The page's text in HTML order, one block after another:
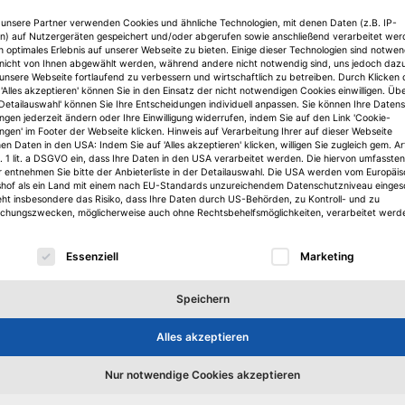
Janina Stadel, erstellt mit IZ KI Promos Consult Lukas
Partner verwenden Cookies und ähnliche Technologien, mit denen Daten (z.B. IP-
auf Nutzergeräten gespeichert und/oder abgerufen sowie anschließend verarbeitet
optimales Erlebnis auf unserer Webseite zu bieten. Einige dieser Technologien sind
von Ihnen abgewählt werden, während andere nicht notwendig sind, uns jedoch
Webseite fortlaufend zu verbessern und wirtschaftlich zu betreiben. Durch Klicken
akzeptieren' können Sie in den Einsatz der nicht notwendigen Cookies einwilligen.
können Sie Ihre Entscheidungen individuell anpassen. Sie können Ihre
jederzeit ändern oder Ihre Einwilligung widerrufen, indem Sie auf den Link 'Cookie-
im Footer der Webseite klicken. Hinweis auf Verarbeitung Ihrer auf dieser Webseite
Daten in den USA: Indem Sie auf 'Alles akzeptieren' klicken, willigen Sie zugleich gem.
1 lit. a DSGVO ein, dass Ihre Daten in den USA verarbeitet werden. Die hiervon umfassten
entnehmen Sie bitte der Anbieterliste in der Detailauswahl. Die USA werden vom
als ein Land mit einem nach EU-Standards unzureichendem Datenschutzniveau
insbesondere das Risiko, dass Ihre Daten durch US-Behörden, zu Kontroll- und zu
möglicherweise auch ohne Rechtsbehelfsmöglichkeiten, verarbeitet
eine Liste der Service-Gruppen, für die eine
Essenziell Marketing
Speichern
Alles akzeptieren
Nur notwendige Cookies akzeptieren